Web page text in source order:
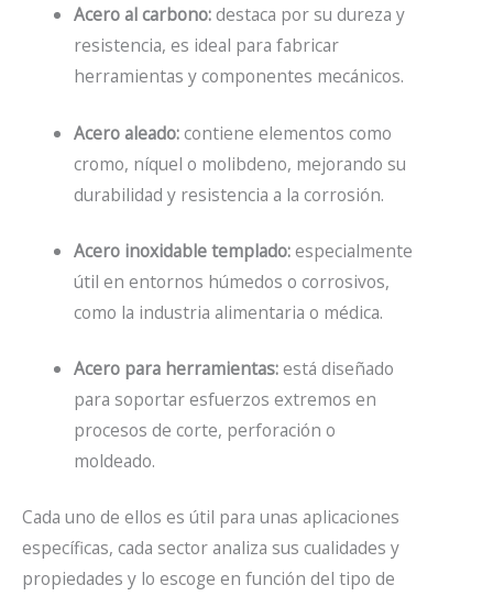
Acero al carbono:destaca por su dureza y
resistencia, es ideal para fabricar
herramientas y componentes mecánicos.
Acero aleado:contiene elementos como
cromo, níquel o molibdeno, mejorando su
durabilidad y resistencia a la corrosión.
Acero inoxidable templado:especialmente
útil en entornos húmedos o corrosivos,
como la industria alimentaria o médica.
Acero para herramientas:está diseñado
para soportar esfuerzos extremos en
procesos de corte, perforación o
moldeado.
Cada uno de ellos es útil para unas aplicaciones
específicas, cada sector analiza sus cualidades y
propiedades y lo escoge en función del tipo de